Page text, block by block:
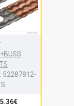
52287812-
5.36€